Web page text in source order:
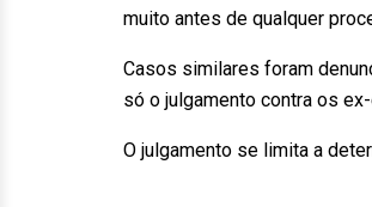
muito antes de qualquer
Casos similares foram
só o julgamento contra os
O julgamento se limita a